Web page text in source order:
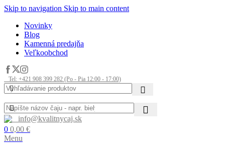
Skip to navigation Skip to main content
Novinky
Blog
Kamenná predajňa
Veľkoobchod
Tel: +421 908 399 282 (Po - Pia 12:00 - 17:00)
info@kvalitnycaj.sk
0 0,00 €
Menu